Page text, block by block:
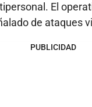
El
de ataques
PUBLICIDAD